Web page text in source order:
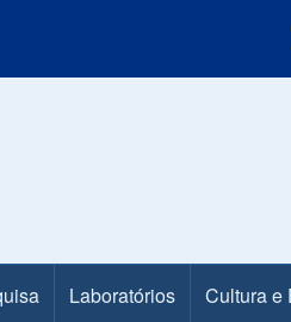
Laboratórios Cultura e